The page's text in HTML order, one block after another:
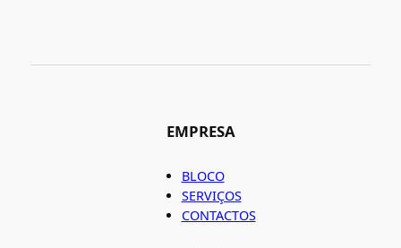
EMPRESA
BLOCO
SERVIÇOS
CONTACTOS